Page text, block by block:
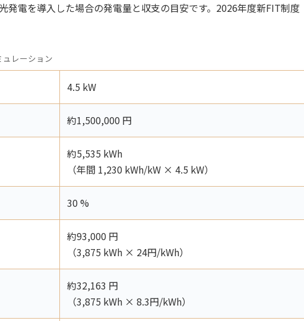
発電を導入した場合の発電量と収支の目安です。2026年度新FIT制
レーション
4.5 kW
約1,500,000 円
約5,535 kWh
（年間 1,230 kWh/kW × 4.5 kW）
30 %
約93,000 円
（3,875 kWh × 24円/kWh）
約32,163 円
（3,875 kWh × 8.3円/kWh）